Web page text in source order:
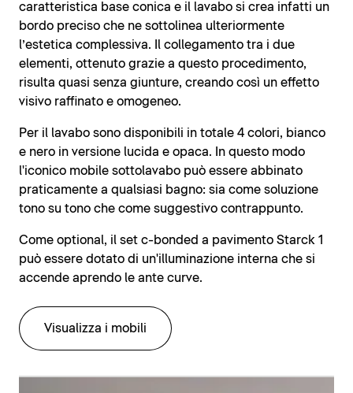
caratteristica base conica e il lavabo si crea infatti un
bordo preciso che ne sottolinea ulteriormente
l’estetica complessiva. Il collegamento tra i due
elementi, ottenuto grazie a questo procedimento,
risulta quasi senza giunture, creando così un effetto
visivo raffinato e omogeneo.
Per il lavabo sono disponibili in totale 4 colori, bianco
e nero in versione lucida e opaca. In questo modo
l'iconico mobile sottolavabo può essere abbinato
praticamente a qualsiasi bagno: sia come soluzione
tono su tono che come suggestivo contrappunto.
Come optional, il set c-bonded a pavimento Starck 1
può essere dotato di un'illuminazione interna che si
accende aprendo le ante curve.
Visualizza i mobili